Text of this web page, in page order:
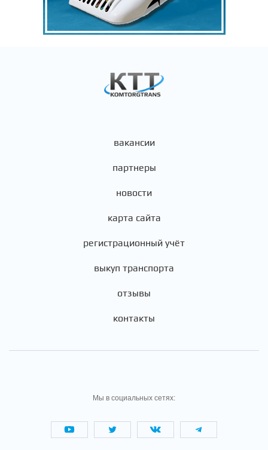
вакансии
партнеры
новости
карта сайта
регистрационный учёт
выкуп транспорта
отзывы
контакты
Мы в социальных сетях: